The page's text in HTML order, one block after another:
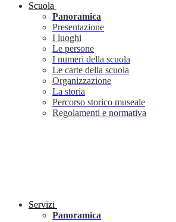
Scuola
Panoramica
Presentazione
I luoghi
Le persone
I numeri della scuola
Le carte della scuola
Organizzazione
La storia
Percorso storico museale
Regolamenti e normativa
Servizi
Panoramica